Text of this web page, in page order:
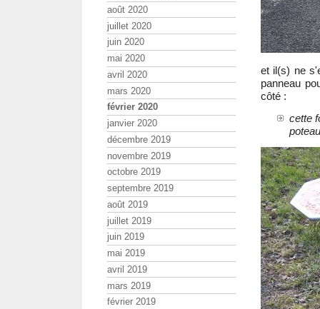
et il(s) ne
panneau
côté :
cette
août 2020
juillet 2020
juin 2020
mai 2020
avril 2020
mars 2020
février 2020
janvier 2020
décembre 2019
novembre 2019
octobre 2019
septembre 2019
août 2019
juillet 2019
juin 2019
mai 2019
avril 2019
mars 2019
février 2019